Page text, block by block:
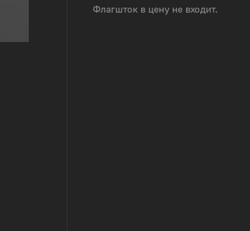
Флагшток в цену не входит.